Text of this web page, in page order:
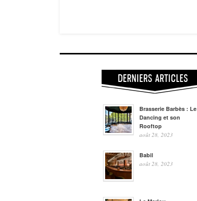
DERNIERS ARTICLES
Brasserie Barbès : Le
Dancing et son
Rooftop
août 28, 2023
Babil
août 28, 2023